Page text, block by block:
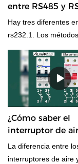
entre RS485 y
Hay tres diferentes
rs232.1. Los
La distancia de
diferente.3. Las
transmisión son
artículo detallará la
presentar los
¿Cómo saber el
interruptor de
interruptor de
desconexión en
La diferencia entre
interruptores de aire